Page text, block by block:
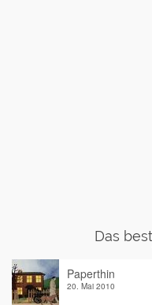
Das
Paperthin
20. Mai 2010